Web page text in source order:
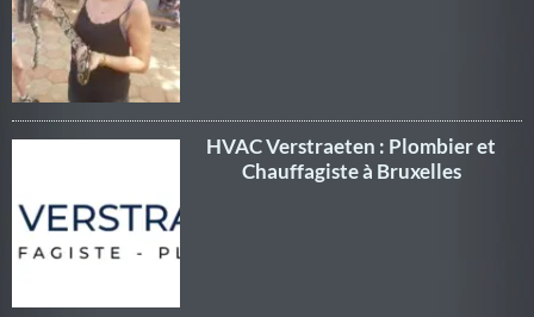
HVAC Verstraeten : Plombier et
Chauffagiste à Bruxelles